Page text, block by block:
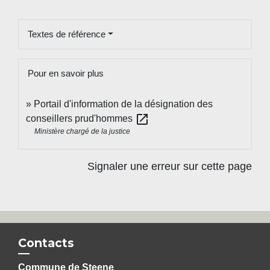
Textes de référence
Pour en savoir plus
Portail d'information de la désignation des
conseillers prud'hommes open_in_new
Ministère chargé de la justice
Signaler une erreur sur cette page
Contacts
Commune de Steene